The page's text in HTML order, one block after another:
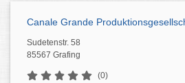
Canale Grande
Sudetenstr. 58
85567 Grafing
(0)